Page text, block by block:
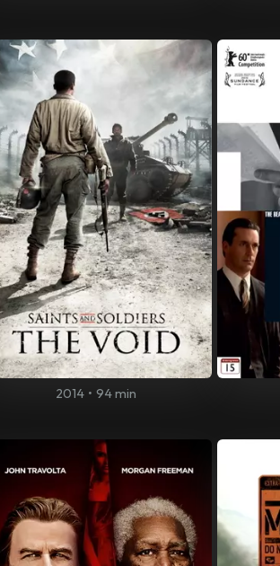
2014 • 94 min